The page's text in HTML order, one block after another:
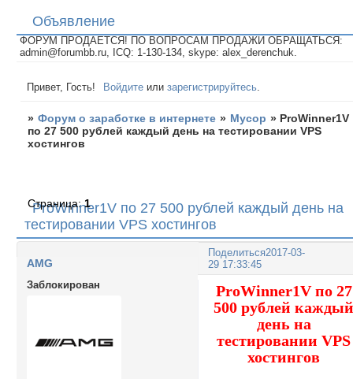
Объявление
ФОРУМ ПРОДАЕТСЯ! ПО ВОПРОСАМ ПРОДАЖИ ОБРАЩАТЬСЯ:
admin@forumbb.ru, ICQ: 1-130-134, skype: alex_derenchuk.
Привет, Гость! Войдите илизарегистрируйтесь
» Форум о заработке в интернете » Мусор » ProWinner1V
по 27 500 рублей каждый день на тестировании VPS
хостингов
ProWinner1V по 27 500 рублей каждый день на
тестировании VPS хостингов
Страница:1
Поделиться2017-03-
29 17:33:45
AMG
Заблокирован
ProWinner1V по 27
500 рублей
день на
тестировании VPS
хостингов